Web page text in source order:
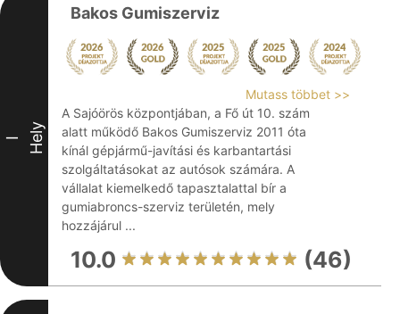
I Hely
Bakos Gumiszerviz
Mutass többet >>
A Sajóörös központjában, a Fő út 10. szám
alatt működő Bakos Gumiszerviz 2011 óta
kínál gépjármű-javítási és karbantartási
szolgáltatásokat az autósok számára. A
vállalat kiemelkedő tapasztalattal bír a
gumiabroncs-szerviz területén, mely
hozzájárul ...
10.0 (46)